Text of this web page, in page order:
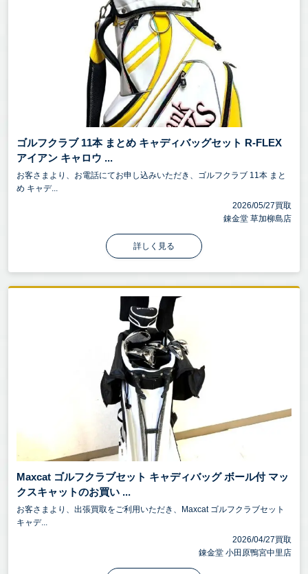
ゴルフクラブ 11本 まとめ キャディバッグセット R-FLEX
アイアン キャロウ ...
お客さまより、お電話にてお申し込みいただき、ゴルフクラブ 11本 まと
め キャデ...
2026/05/27買取
錬金堂 草加柳島店
詳しく見る
Maxcat ゴルフクラブセット キャディバッグ ボール付 マッ
クスキャットのお買い ...
お客さまより、出張買取をご利用いただき、Maxcat ゴルフクラブセット
キャデ...
2026/04/27買取
錬金堂 小田原鴨宮中里店